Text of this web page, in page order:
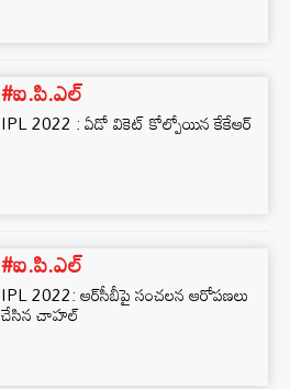
#ఐ.పి.ఎల్
IPL 2022 : ఏడో వికెట్‌ కోల్పోయిన కేకేఆర్‌
#ఐ.పి.ఎల్
IPL 2022: ఆర్‌సీబీపై సంచలన ఆరోపణలు
చేసిన చాహల్